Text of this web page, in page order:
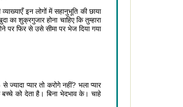
इन लोगों में सहानुभूति की छाया
शुक्रगुजार होना चाहिए कि तुम्हारा
पर फिर से उसे सीमा पर भेज दिया गया
प्यार तो करोगे नहीं? भला प्यार
को देता है। बिना भेदभाव के। चाहे